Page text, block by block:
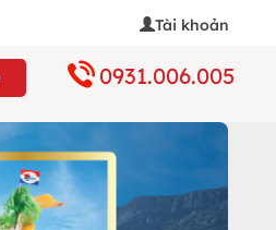
Tài khoản
0931.006.005